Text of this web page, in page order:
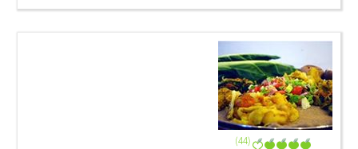
(44)